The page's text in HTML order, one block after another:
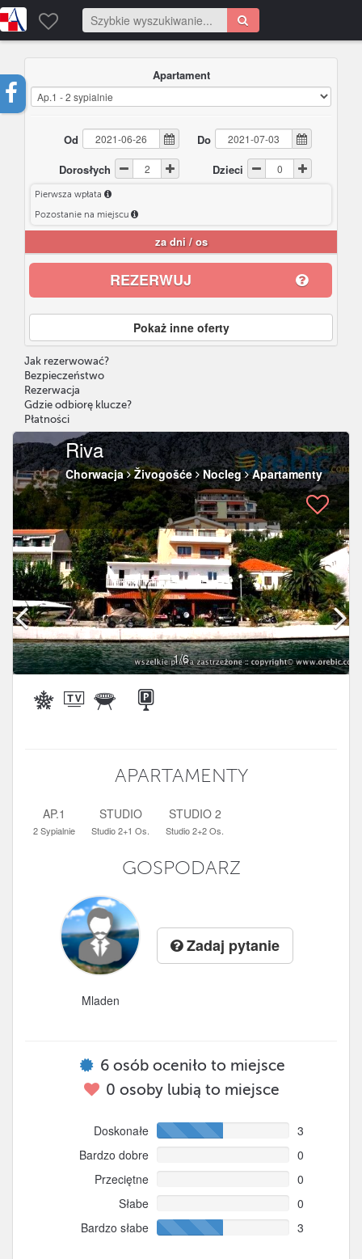
Apartament
Od
Do
Dorosłych
Dzieci
Pierwsza wpłata
Pozostanie na miejscu
zadni /os
REZERWUJ
Pokaż inne oferty
Jak rezerwować?
Bezpieczeństwo
Rezerwacja
Gdzie odbiorę klucze?
Płatności
Riva
Chorwacja Živogošće Nocleg Apartamenty
1/6
APARTAMENTY
AP.1
2 Sypialnie
STUDIO
Studio 2+1 Os.
STUDIO 2
Studio 2+2 Os.
GOSPODARZ
Mladen
Zadaj pytanie
6 osób oceniło to miejsce
0 osoby lubią to miejsce
Doskonałe
3
Bardzo dobre
0
Przeciętne
0
Słabe
0
Bardzo słabe
3